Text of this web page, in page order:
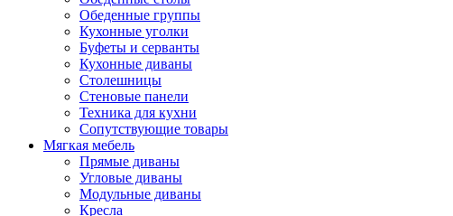
Обеденные группы
Кухонные уголки
Буфеты и серванты
Кухонные диваны
Столешницы
Стеновые панели
Техника для кухни
Сопутствующие товары
Мягкая мебель
Прямые диваны
Угловые диваны
Модульные диваны
Кресла